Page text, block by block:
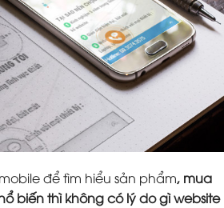
để tìm hiểu sản phẩm, mua
biến thì không có lý do gì website